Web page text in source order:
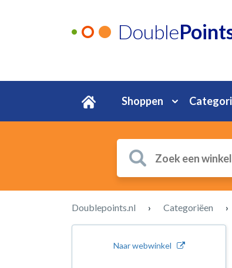
Double
Shoppen
Doublepoints.nl › Categoriëen ›
Naar webwinkel